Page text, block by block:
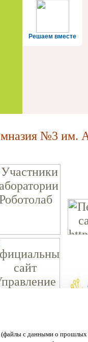
Решаем вместе
(файлы с данными о
№3 им.
108